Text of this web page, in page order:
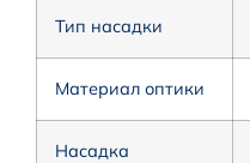
Тип насадки
Материал оптики
Насадка